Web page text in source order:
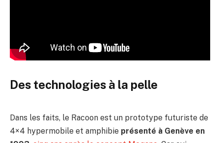
Des technologies à la pelle
Dans les faits, le Racoon est un prototype futuriste de
4×4 hypermobile et amphibie présenté à Genève en